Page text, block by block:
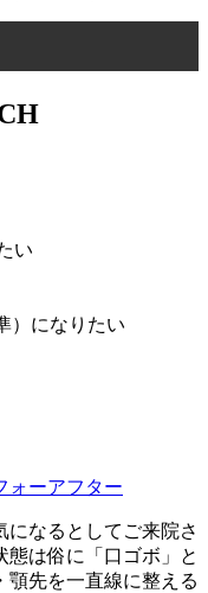
い
）になりたい
なるとしてご来院さ
は俗に「口ゴボ」と
顎先を一直線に整える